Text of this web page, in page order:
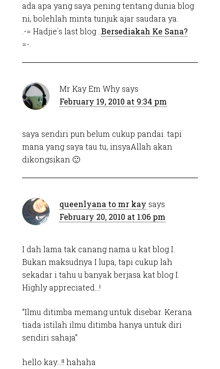
ada apa yang saya pening tentang dunia blog
ni, bolehlah minta tunjuk ajar saudara ya.
.-= Hadjie´s last blog .. Bersediakah Ke Sana?
=-.
Mr Kay Em Why says
February 19, 2010 at 9:34 pm
saya sendiri pun belum cukup pandai. tapi
mana yang saya tau tu, insyaAllah akan
dikongsikan 🙂
queenlyana to mr kay says
February 20, 2010 at 1:06 pm
I dah lama tak canang nama u kat blog I.
Bukan maksudnya I lupa, tapi cukup lah
sekadar i tahu u banyak berjasa kat blog I.
Highly appreciated…!
“Ilmu ditimba memang untuk disebar. Kerana
tiada istilah ilmu ditimba hanya untuk diri
sendiri sahaja”
hello kay…!! hahaha